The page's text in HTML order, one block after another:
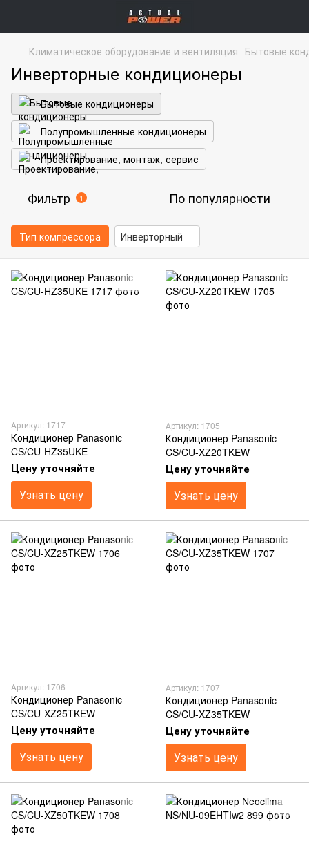
Климатическое оборудование и вентиляция Бытовые
Инверторные кондиционеры
Бытовые кондиционеры
Полупромышленные кондиционеры
Проектирование, монтаж, сервис
Фильтр 1 По популярности
Тип компрессора Инверторный
Артикул: 1717
Кондиционер Panasonic
CS/CU-HZ35UKE
Цену уточняйте
Узнать цену
Артикул: 1705
Кондиционер Panasonic
CS/CU-XZ20TKEW
Цену уточняйте
Узнать цену
Артикул: 1706
Кондиционер Panasonic
CS/CU-XZ25TKEW
Цену уточняйте
Узнать цену
Артикул: 1707
Кондиционер Panasonic
CS/CU-XZ35TKEW
Цену уточняйте
Узнать цену